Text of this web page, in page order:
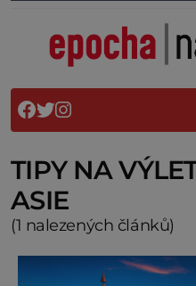
TIPY NA
ASIE
(1 nalezených článků)